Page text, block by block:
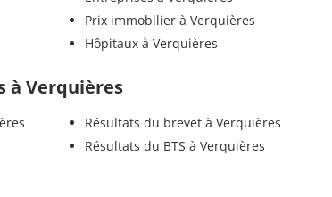
Prix immobilier à Verquières
Hôpitaux à Verquières
à Verquières
Résultats du brevet à Verquières
Résultats du BTS à Verquières